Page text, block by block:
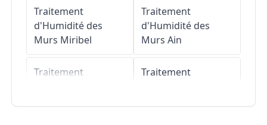
Traitement
d'Humidité des
Murs Miribel
Traitement
Traitement
d'Humidité des
Murs Ain
Traitement